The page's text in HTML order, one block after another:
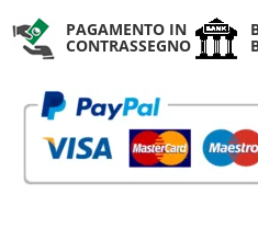
PAGAMENTO IN
CONTRASSEGNO